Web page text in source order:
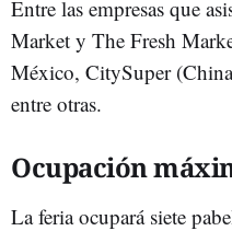
Entre las empresas que
Market y The Fresh
México, CitySuper
entre otras.
Ocupación
La feria ocupará siete